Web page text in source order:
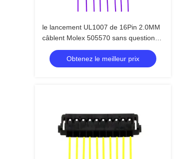
le lancement UL1007 de 16Pin 2.0MM
câblent Molex 505570 sans questions
de transfert
Obtenez le meilleur prix